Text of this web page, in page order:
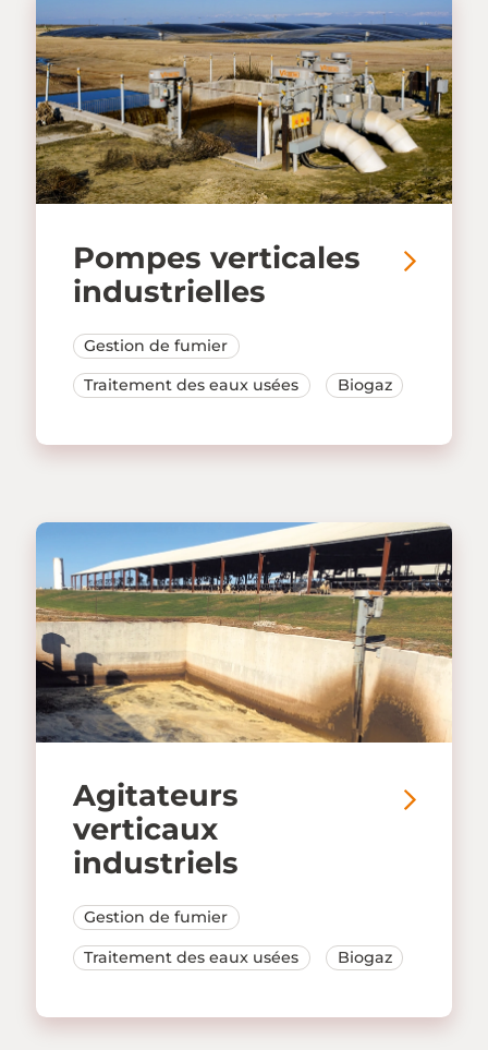
Pompes verticales
industrielles
Gestion de fumier
Traitement des eaux usées Biogaz
Agitateurs
verticaux
industriels
Gestion de fumier
Traitement des eaux usées Biogaz